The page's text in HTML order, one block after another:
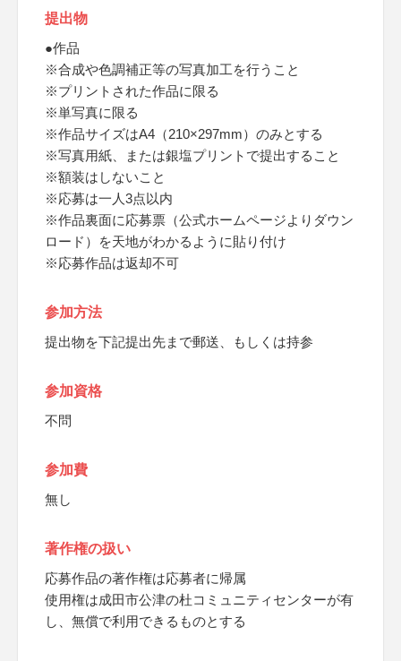
提出物
●作品
※合成や色調補正等の写真加工を行うこと
※プリントされた作品に限る
※単写真に限る
※作品サイズはA4（210×297mm）のみとする
※写真用紙、または銀塩プリントで提出すること
※額装はしないこと
※応募は一人3点以内
※作品裏面に応募票（公式ホームページよりダウン
ロード）を天地がわかるように貼り付け
※応募作品は返却不可
参加方法
提出物を下記提出先まで郵送、もしくは持参
参加資格
不問
参加費
無し
著作権の扱い
応募作品の著作権は応募者に帰属
使用権は成田市公津の杜コミュニティセンターが有
し、無償で利用できるものとする